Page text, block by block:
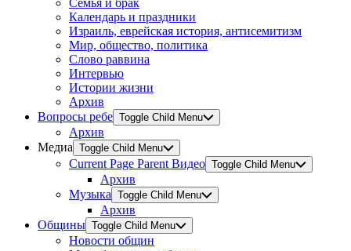
Семья и брак
Календарь и праздники
Израиль, еврейская история, антисемитизм
Мир, общество, политика
Слово раввина
Интервью
Истории жизни
Архив
Вопросы ребе Toggle Child Menu
Архив
Медиа Toggle Child Menu
Current Page Parent Видео Toggle Child Menu
Архив
Музыка Toggle Child Menu
Архив
Общины Toggle Child Menu
Новости общин